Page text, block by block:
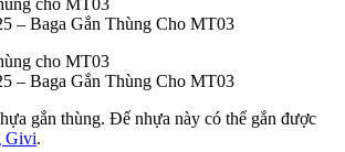
– Baga Gắn Thùng Cho MT03
– Baga Gắn Thùng Cho MT03
gắn thùng. Đế nhựa này có thể gắn được
Givi.